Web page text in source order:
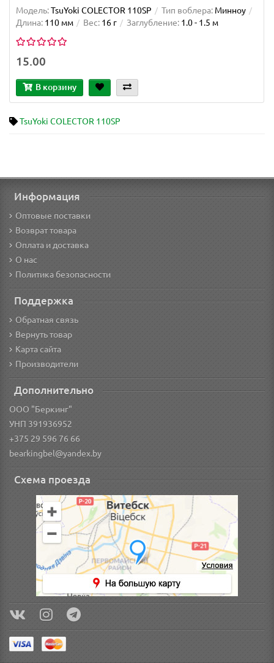
Модель:TsuYoki COLECTOR 110SP Тип воблера: Минноу
Длина: 110 мм Вес: 16 г Заглубление: 1.0 - 1.5 м
15.00
В корзину
TsuYoki COLECTOR 110SP
Информация
Оптовые поставки
Возврат товара
Оплата и доставка
О нас
Политика безопасности
Поддержка
Обратная связь
Вернуть товар
Карта сайта
Производители
Дополнительно
ООО "Беркинг"
УНП 391936952
+375 29 596 76 66
bearkingbel@yandex.by
Схема проезда